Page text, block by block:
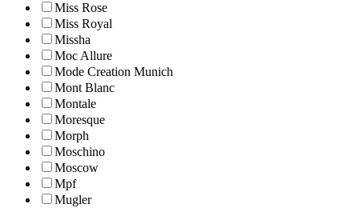
Miss Rose
Miss Royal
Missha
Moc Allure
Mode Creation Munich
Mont Blanc
Montale
Moresque
Morph
Moschino
Moscow
Mpf
Mugler